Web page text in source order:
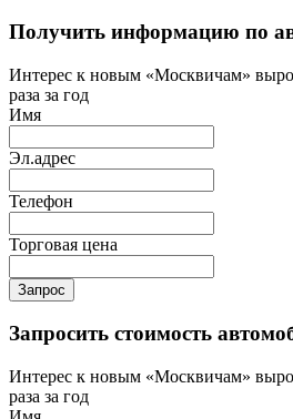
Получить информацию по
Интерес к новым «Москвичам»
раза за год
Имя
Эл.адрес
Телефон
Торговая цена
Запрос
Запросить стоимость
Интерес к новым «Москвичам»
раза за год